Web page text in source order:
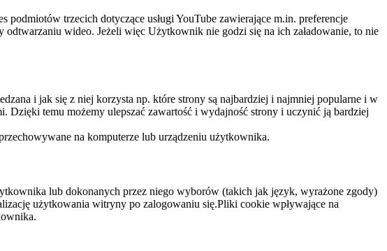
trzecich dotyczące usługi YouTube zawierające m.in. preferencje
wideo. Jeżeli więc Użytkownik nie godzi się na ich załadowanie, to nie
i jak się z niej korzysta np. które strony są najbardziej i najmniej popularne i w
temu możemy ulepszać zawartość i wydajność strony i uczynić ją bardziej
na komputerze lub urządzeniu użytkownika.
lub dokonanych przez niego wyborów (takich jak język, wyrażone zgody)
użytkowania witryny po zalogowaniu się.Pliki cookie wpływające na